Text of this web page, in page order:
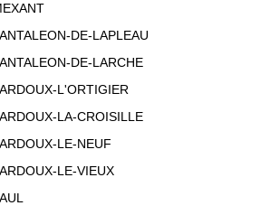
DE-LAPLEAU
DE-LARCHE
L'ORTIGIER
LA-CROISILLE
LE-NEUF
LE-VIEUX